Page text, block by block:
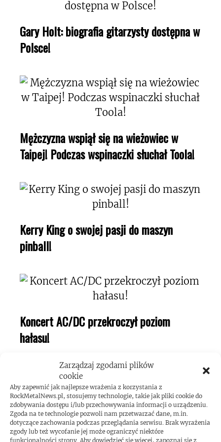
Zarządzaj zgodami plików
cookie
Aby zapewnić jak najlepsze wrażenia z korzystania z
RockMetalNews.pl, stosujemy technologie, takie jak pliki cookie do
zdobywania dostępu i/lub przechowywania informacji o urządzeniu.
Zgoda na te technologie pozwoli nam przetwarzać dane, m.in.
dotyczące zachowania podczas przeglądania serwisu. Brak wyrażenia
zgody lub też wycofanie jej może ograniczyć niektóre
funkcjonalności strony. Aby dowiedzieć się więcej, zapoznaj się z
Gary Holt: biografia gitarzysty dostępna w
Polsce!
Mężczyzna wspiął się na wieżowiec w
Taipej! Podczas wspinaczki słuchał Toola!
Kerry King o swojej pasji do maszyn
pinball!
Koncert AC/DC przekroczył poziom
hałasu!